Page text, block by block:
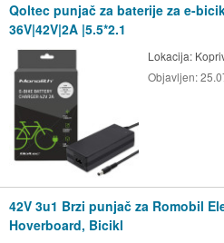
Qoltec punjač za baterije za e-
36V|42V|2A |5.5*2.1
Lokacija:
Objavljen:
42V 3u1 Brzi punjač za Romobil
Hoverboard, Bicikl